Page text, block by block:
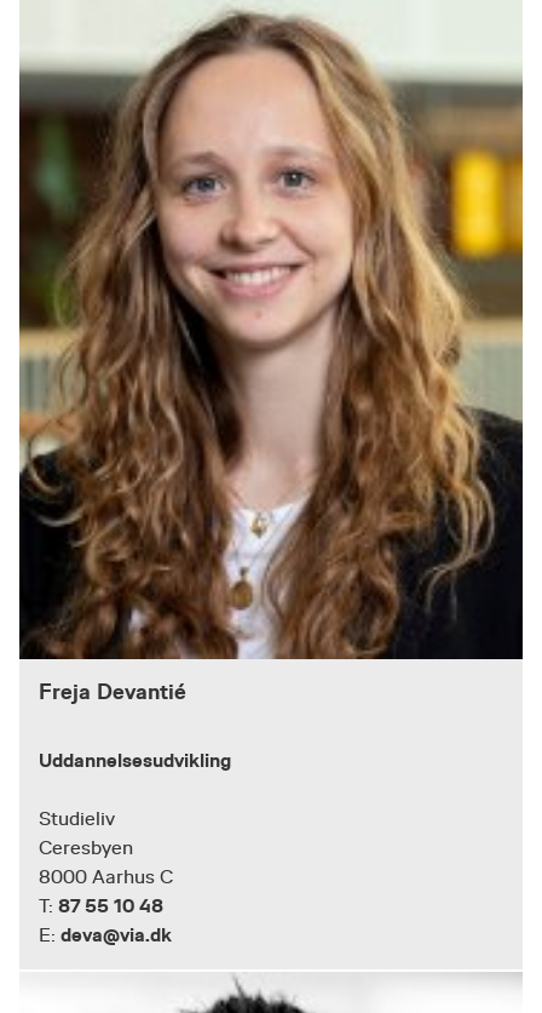
Freja Devantié
Uddannelsesudvikling
Studieliv
Ceresbyen
8000 Aarhus C
T: 87 55 10 48
E: deva@via.dk